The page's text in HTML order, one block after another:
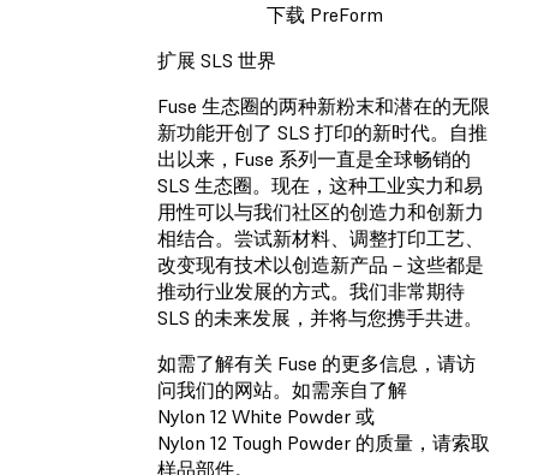
下载 PreForm
扩展 SLS 世界
Fuse 生态圈的两种新粉末和潜在的无限
新功能开创了 SLS 打印的新时代。自推
出以来，Fuse 系列一直是全球畅销的
SLS 生态圈。现在，这种工业实力和易
用性可以与我们社区的创造力和创新力
相结合。尝试新材料、调整打印工艺、
改变现有技术以创造新产品－这些都是
推动行业发展的方式。我们非常期待
SLS 的未来发展，并将与您携手共进。
如需了解有关 Fuse 的更多信息，请访
问我们的网站。如需亲自了解
Nylon 12 White Powder 或
Nylon 12 Tough Powder 的质量，请索取
样品部件。